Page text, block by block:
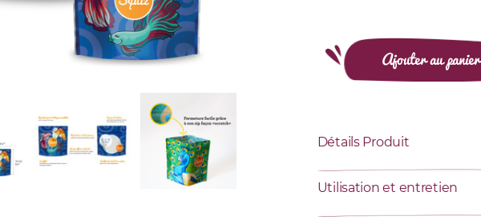
Ajouter au panier
Détails Produit
Utilisation et entretien